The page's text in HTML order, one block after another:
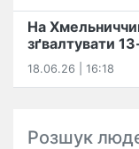
На
зґвалтувати
18.06.26 | 16:18
Розшук